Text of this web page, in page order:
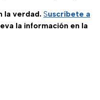
la verdad. Suscríbete a
la información en la